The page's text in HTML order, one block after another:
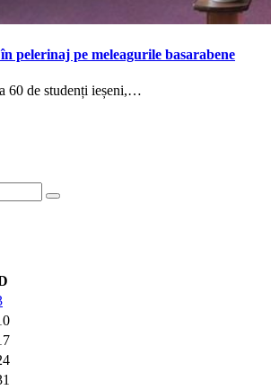
pelerinaj pe meleagurile basarabene
60 de studenți ieșeni,…